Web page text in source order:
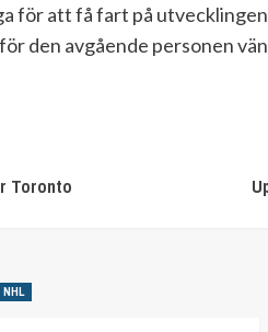
för att få fart på
den avgående personen
Toronto
NHL